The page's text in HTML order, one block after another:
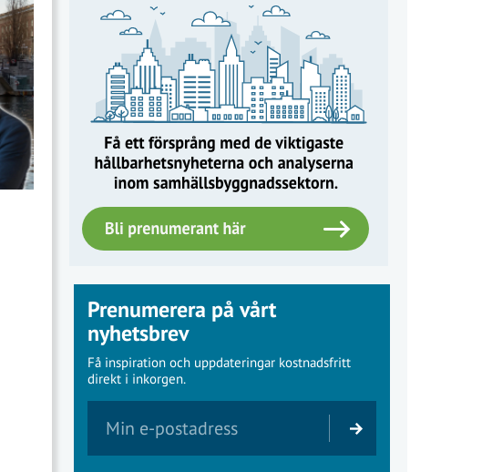
Prenumerera på vårt
nyhetsbrev
Få inspiration och uppdateringar kostnadsfritt
direkt i inkorgen.